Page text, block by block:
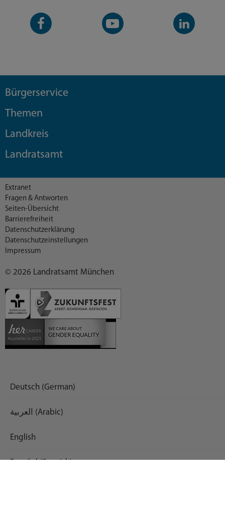
Facebook-
Seite
YouTube-
Kanal
LinkedIn-
Kanal
Bürgerservice
Themen
Landkreis
Landratsamt
© 2026 Landratsamt München
Extranet
Fragen & Antworten
Seiten-Übersicht
Barrierefreiheit
Datenschutzerklärung
Datenschutzeinstellungen
Impressum
Deutsch (German)
العربية (Arabic)
English
Español (Spanish)